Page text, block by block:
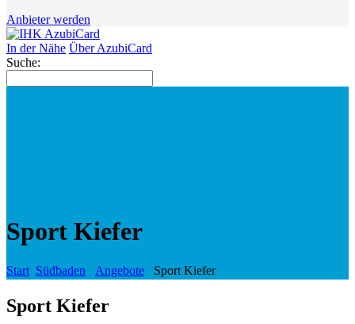
Anbieter werden
In der Nähe Über AzubiCard
Suche:
Sport Kiefer
Start Südbaden Angebote Sport Kiefer
Sport Kiefer